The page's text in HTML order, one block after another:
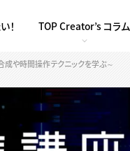
！ TOP Creator’s コラム
や時間操作テクニックを学ぶ～